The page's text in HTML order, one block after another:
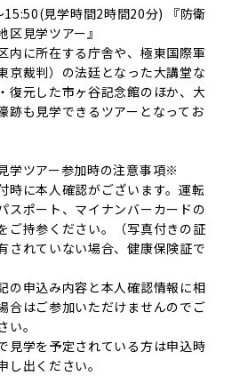
見学時間2時間20分) 『防衛
区見学ツアー』
内に所在する庁舎や、極東国際軍
京裁判）の法廷となった大講堂な
復元した市ヶ谷記念館のほか、大
跡も見学できるツアーとなってお
学ツアー参加時の注意事項※
時に本人確認がございます。運転
スポート、マイナンバーカードの
ご持参ください。（写真付きの証
されていない場合、健康保険証で
の申込み内容と本人確認情報に相
合はご参加いただけませんのでご
い。
見学を予定されている方は申込時
し出ください。